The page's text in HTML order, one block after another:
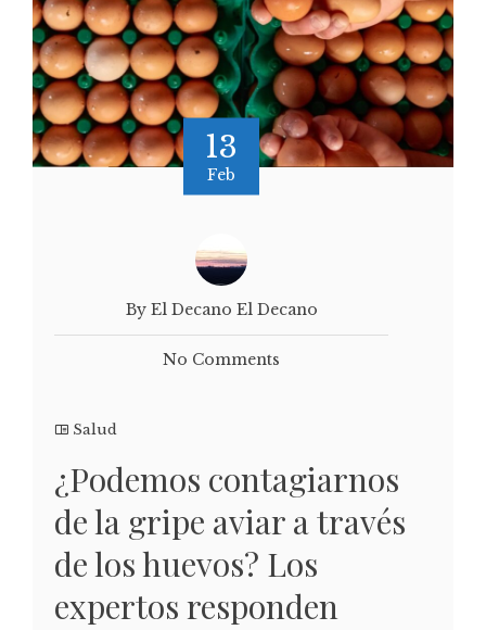
13
Feb
By El Decano El Decano
No Comments
Salud
¿Podemos contagiarnos
de la gripe aviar a través
de los huevos? Los
expertos responden